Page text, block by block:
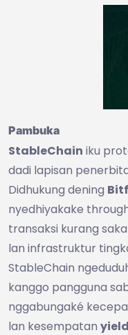
Pambuka
StableChain iku
dadi lapisan
Didhukung dening
nyedhiyakake
transaksi kurang
lan infrastruktur
StableChain
kanggo pangguna
nggabungaké
lan kesempatan yield